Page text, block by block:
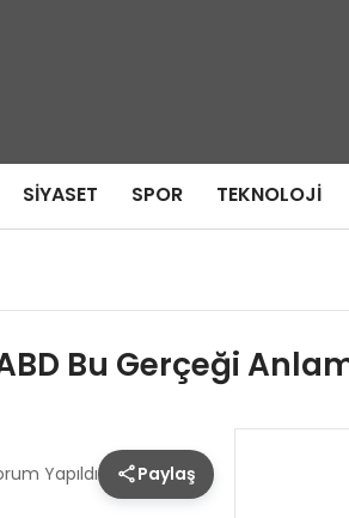
SIYASET SPOR TEKNOLOJI
Bu Gerçeği
Yapıldı Paylaş